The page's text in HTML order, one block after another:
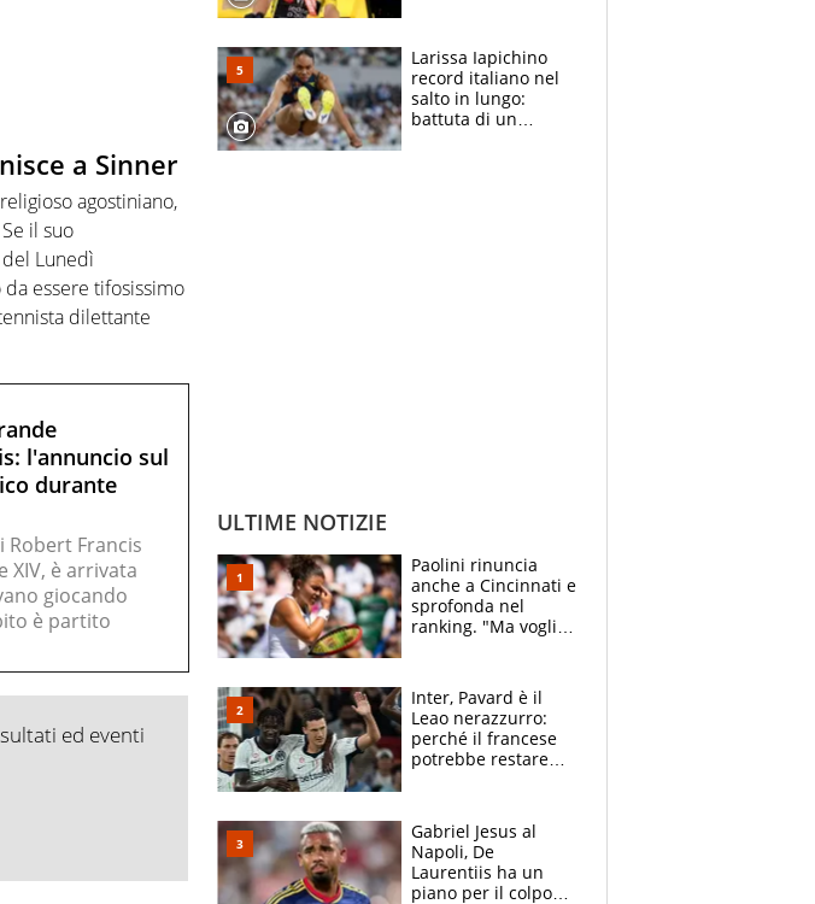
a Sinner
agostiniano,
il suo
Lunedì
essere tifosissimo
dilettante
l'annuncio sul
durante
Robert Francis
XIV, è arrivata
giocando
è partito
ed eventi
rischio da evitare
Larissa Iapichino
record italiano nel
salto in lungo:
battuta di un
ULTIME NOTIZIE
Paolini rinuncia
anche a Cincinnati e
sprofonda nel
ranking. "Ma voglio
Inter, Pavard è il
Leao nerazzurro:
perché il francese
potrebbe restare
Gabriel Jesus al
Napoli, De
Laurentiis ha un
piano per il colpo